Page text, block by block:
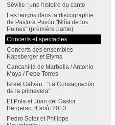
Séville : une histoire du cante
Les tangos dans la discographie
de Pastora Pavón "Niña de los
Peines" (première partie)
Concerts et spectacles
Concerts des ensembles
Kapsberger et Elyma
Cancanilla de Marbella / Antonio
Moya / Pepe Torres
Israel Galván : "La Consagración
de la primavera"
El Pola et Juan del Gastor :
Bergerac, 4 août 2013
Pedro Soler et Philippe